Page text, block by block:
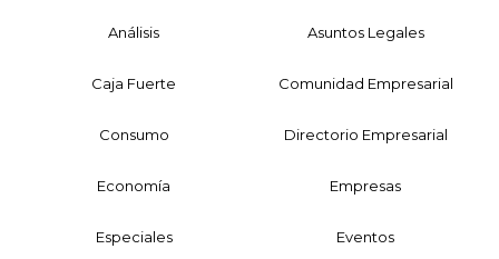
Análisis Asuntos Legales
Caja Fuerte Comunidad Empresarial
Consumo Directorio Empresarial
Economía Empresas
Especiales Eventos